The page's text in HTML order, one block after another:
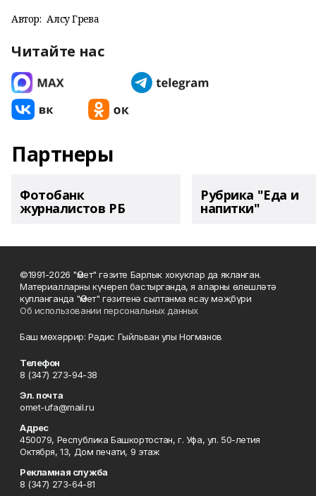
Автор: Алсу Гәрәева
Читайте нас
Партнеры
Фотобанк
журналистов РБ
Рубрика "Еда и
напитки"
©1991-2026 "Өмет" гәзите Барлык хокуклар да якланган.
Материалларны күчереп бастырганда, я аларны өлешләтә
кулланганда "Өмет" гәзитенә сылтанма ясау мәҗбүри
Об использовании персональных данных
Баш мөхәррир: Рәдис Гыйльван улы Ногманов
Телефон
8 (347) 273-94-38
Эл. почта
omet-ufa@mail.ru
Адрес
450079, Республика Башкортостан, г. Уфа, ул. 50-летия
Октября, 13, Дом печати, 9 этаж
Рекламная служба
8 (347) 273-64-81